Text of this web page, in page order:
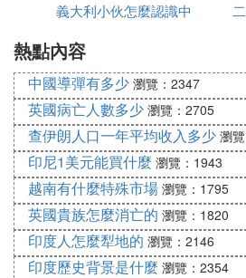
食用泡芙事項：泡芙雖然好吃
泡芙中通常含有大量的奶油、巧
們都含有大量的脂肪和糖分，
致身體脂肪含量和血液中的糖分
壬我們的身體健康。
泡芙不僅美味，製作也很簡單
製作過程也十分簡單，自己動手
可以得到一盤美味的泡芙了。
區
義大利小伙怎麼認識中
熱點內容
中國導彈有多少 瀏覽：2347
英國病亡人數多少 瀏覽：2705
查伊朗人口一年平均收入多少 瀏
印尼1美元能買什麼 瀏覽：1943
越南有什麼特殊市場 瀏覽：1795
英國貴族怎麼消亡的 瀏覽：1820
印度人怎麼犁地的 瀏覽：2146
印度歷史背景是什麼 瀏覽：2354